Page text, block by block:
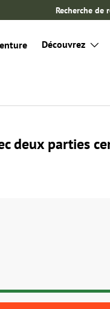
Recherche de
Découvrez
deux parties